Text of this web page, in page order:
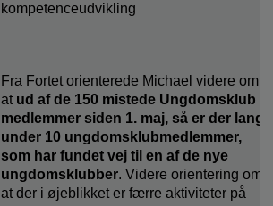
kompetenceudvikling
Fra Fortet orienterede Michael videre om,
at ud af de 150 mistede Ungdomsklub
medlemmer siden 1. maj, så er der langt
under 10 ungdomsklubmedlemmer,
som har fundet vej til en af de nye
ungdomsklubber. Videre orientering om,
at der i øjeblikket er færre aktiviteter på